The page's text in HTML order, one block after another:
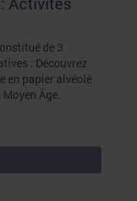
de 3
: Découvrez
en papier alvéolé
Âge.